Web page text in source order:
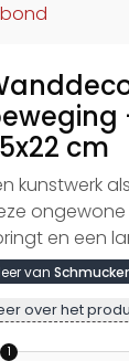
cm
kunstwerk
en een
van Schmucker
over het
1